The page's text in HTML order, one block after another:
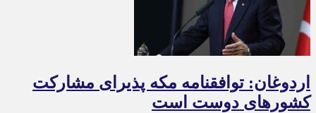
اردوغان: توافقنامه مکه پذیرای مشارکت
کشورهای دوست است